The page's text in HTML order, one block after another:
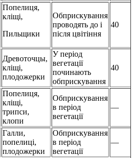
Попелиця,
кліщі,
Пильщики
Обприскування
проводять до і
після цвітіння
40
Древоточцы,
кліщі,
плодожерки
У період
вегетації
починають
обприскування
40
Попелиця,
кліщі,
трипси,
клопи
Обприскування
в період
вегетації
—
Галли,
попелиці,
плодожерки
Обприскування
в період
вегетації
—